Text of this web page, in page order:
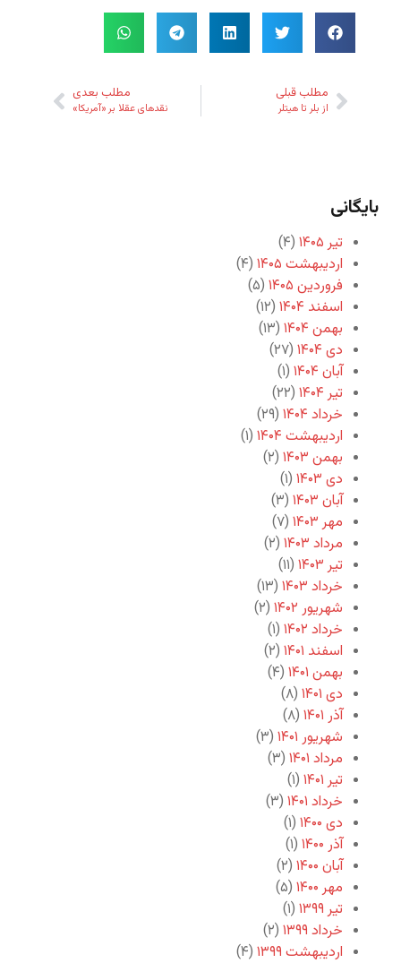
مطلب قبلی
از بلر تا هیتلر
مطلب بعدی
نقدهای عقلا بر «آمریکا»
بایگانی
تیر ۱۴۰۵
(۴)
اردیبهشت ۱۴۰۵
(۴)
فروردین ۱۴۰۵
(۵)
اسفند ۱۴۰۴
(۱۲)
بهمن ۱۴۰۴
(۱۳)
دی ۱۴۰۴
(۲۷)
آبان ۱۴۰۴
(۱)
تیر ۱۴۰۴
(۲۲)
خرداد ۱۴۰۴
(۲۹)
اردیبهشت ۱۴۰۴
(۱)
بهمن ۱۴۰۳
(۲)
دی ۱۴۰۳
(۱)
آبان ۱۴۰۳
(۳)
مهر ۱۴۰۳
(۷)
مرداد ۱۴۰۳
(۲)
تیر ۱۴۰۳
(۱۱)
خرداد ۱۴۰۳
(۱۳)
شهریور ۱۴۰۲
(۲)
خرداد ۱۴۰۲
(۱)
اسفند ۱۴۰۱
(۲)
بهمن ۱۴۰۱
(۴)
دی ۱۴۰۱
(۸)
آذر ۱۴۰۱
(۸)
شهریور ۱۴۰۱
(۳)
مرداد ۱۴۰۱
(۳)
تیر ۱۴۰۱
(۱)
خرداد ۱۴۰۱
(۳)
دی ۱۴۰۰
(۱)
آذر ۱۴۰۰
(۱)
آبان ۱۴۰۰
(۲)
مهر ۱۴۰۰
(۵)
تیر ۱۳۹۹
(۱)
خرداد ۱۳۹۹
(۲)
اردیبهشت ۱۳۹۹
(۴)